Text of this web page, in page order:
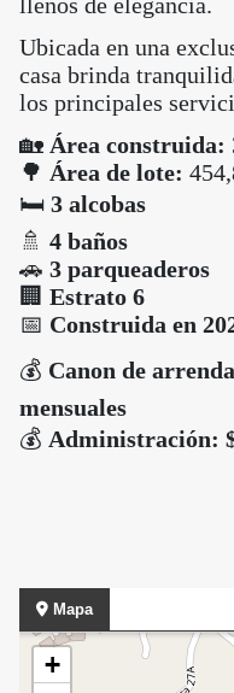
Ubicada en una
casa brinda
los principales
🏡 Área construida:
🌳 Área de lote:
🛏️ 3 alcobas
🚿 4 baños
🚗 3 parqueaderos
🏢 Estrato 6
📅 Construida en
💰 Canon de
mensuales
💰 Administración:
Mapa
+